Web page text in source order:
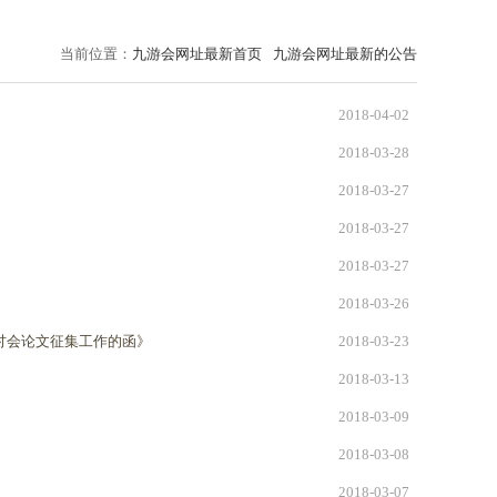
当前位置： 九游会网址最新首页 九游会网址最新的公告
2018-04-02
2018-03-28
2018-03-27
2018-03-27
2018-03-27
2018-03-26
论文征集工作的函》 2018-03-23
2018-03-13
2018-03-09
2018-03-08
2018-03-07